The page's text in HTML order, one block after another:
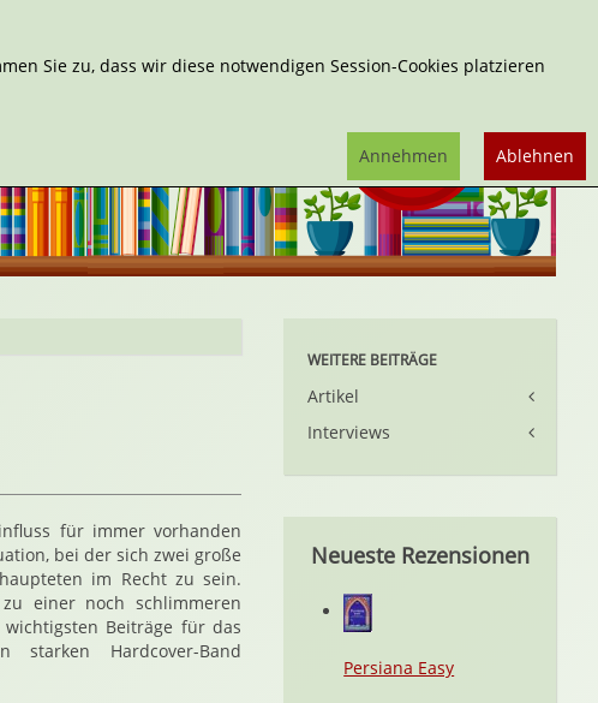
für immer vorhanden
bei der sich zwei große
im Recht zu sein.
einer noch schlimmeren
Beiträge für das
Hardcover-Band
WEITERE BEITRÄGE
Artikel
Interviews
Neueste Rezensionen
Persiana Easy
Sie zu, dass wir diese notwendigen Session-Cookies platzieren
Ablehnen
Annehmen